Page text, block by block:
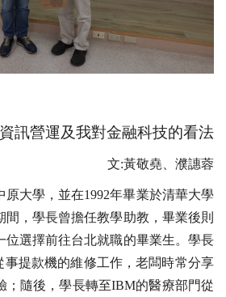
訊營運及我對金融科技的看法
文:黃敬堯、濮譓蓉
原大學，並在1992年畢業於清華大學
間，學長曾擔任教學助教，畢業後則
位選擇前往台北就職的畢業生。學長
提款機的維修工作，老闆時常分享
；隨後，學長轉至IBM的醫療部門從